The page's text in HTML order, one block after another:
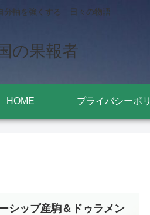
軸を強くする 日々の物語
の果報者
HOME プライバシーポ
シップ産駒＆ドゥラメン